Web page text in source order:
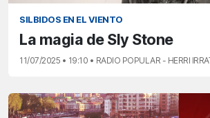
SILBIDOS EN EL VIENTO
La magia de Sly Stone
11/07/2025 • 19:10 • RADIO POPULAR - HERRI